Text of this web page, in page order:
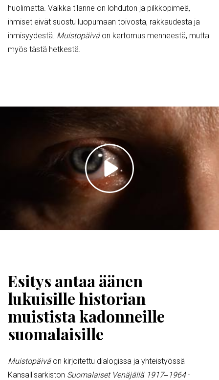
huolimatta. Vaikka tilanne on lohduton ja pilkkopimeä,
ihmiset eivät suostu luopumaan toivosta, rakkaudesta ja
ihmisyydestä. Muistopäiväon kertomus menneestä, mutta
myös tästä hetkestä.
Toista
video
Esitys antaa äänen
lukuisille historian
muistista kadonneille
suomalaisille
Muistopäiväon kirjoitettu dialogissa ja yhteistyössä
Kansallisarkiston Suomalaiset Venäjällä 1917‒1964-